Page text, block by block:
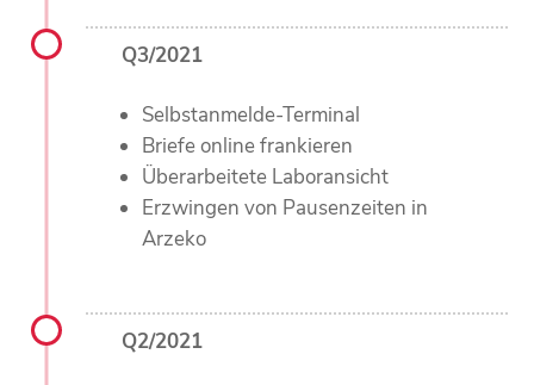
Q3/2021
Selbstanmelde-Terminal
Briefe online frankieren
Überarbeitete Laboransicht
Erzwingen von Pausenzeiten in
Arzeko
Q2/2021